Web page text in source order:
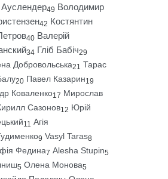
49 Володимир
42 Костянтин
40 Валерій
34 Гліб Бабіч29
Добровольська21 Тарас
20 Павел Казарин19
Коваленко17 Мирослав
Сазонов12 Юрій
11 Агія
9 Vasyl Taras8
Федина7 Alesha Stupin5
5 Олена Монова5